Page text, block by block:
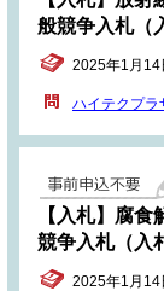
般競争入札（
2025年1月14
ハイテクプラ
【入札】腐
競争入札（入
2025年1月14